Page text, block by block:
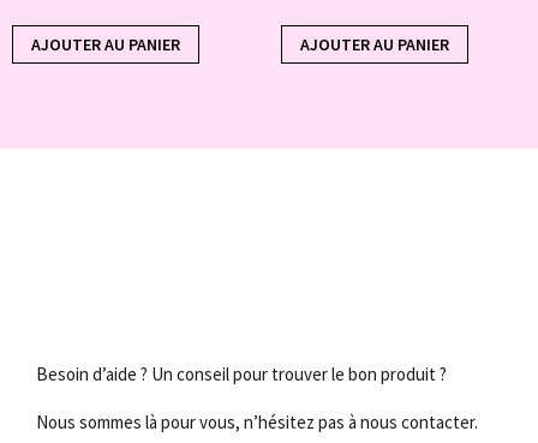
AJOUTER AU PANIER AJOUTER AU PANIER
Besoin d’aide ? Un conseil pour trouver le bon produit ?
Nous sommes là pour vous, n’hésitez pas à nous contacter.